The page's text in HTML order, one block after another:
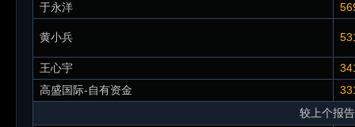
于永洋
黄小兵
王心宇
高盛国际-自有资金
较上个报